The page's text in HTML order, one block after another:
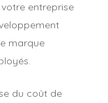
entreprise
marque
du coût de